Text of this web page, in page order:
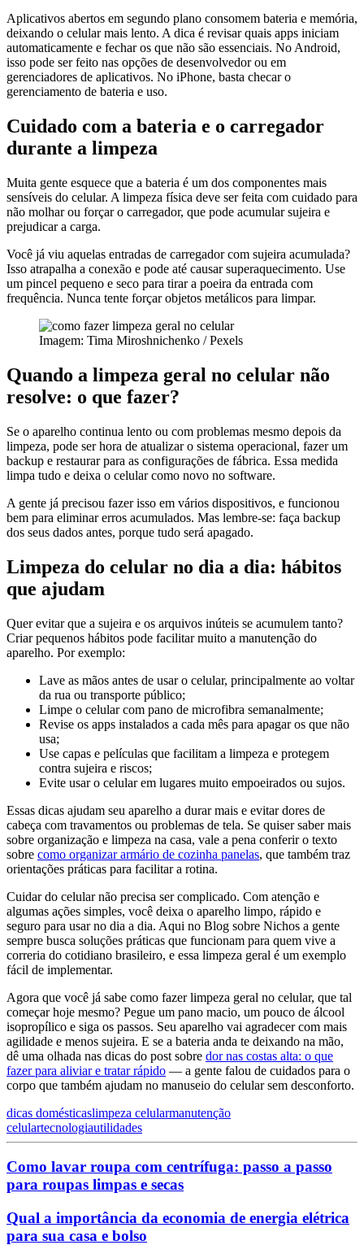
Aplicativos abertos em segundo plano consomem bateria e memória,
deixando o celular mais lento. A dica é revisar quais apps iniciam
automaticamente e fechar os que não são essenciais. No Android,
isso pode ser feito nas opções de desenvolvedor ou em
gerenciadores de aplicativos. No iPhone, basta checar o
gerenciamento de bateria e uso.
Cuidado com a bateria e o carregador
durante a limpeza
Muita gente esquece que a bateria é um dos componentes mais
sensíveis do celular. A limpeza física deve ser feita com cuidado para
não molhar ou forçar o carregador, que pode acumular sujeira e
prejudicar a carga.
Você já viu aquelas entradas de carregador com sujeira acumulada?
Isso atrapalha a conexão e pode até causar superaquecimento. Use
um pincel pequeno e seco para tirar a poeira da entrada com
frequência. Nunca tente forçar objetos metálicos para limpar.
Imagem: Tima Miroshnichenko / Pexels
Quando a limpeza geral no celular não
resolve: o que fazer?
Se o aparelho continua lento ou com problemas mesmo depois da
limpeza, pode ser hora de atualizar o sistema operacional, fazer um
backup e restaurar para as configurações de fábrica. Essa medida
limpa tudo e deixa o celular como novo no software.
A gente já precisou fazer isso em vários dispositivos, e funcionou
bem para eliminar erros acumulados. Mas lembre-se: faça backup
dos seus dados antes, porque tudo será apagado.
Limpeza do celular no dia a dia: hábitos
que ajudam
Quer evitar que a sujeira e os arquivos inúteis se acumulem tanto?
Criar pequenos hábitos pode facilitar muito a manutenção do
aparelho. Por exemplo:
Lave as mãos antes de usar o celular, principalmente ao voltar
da rua ou transporte público;
Limpe o celular com pano de microfibra semanalmente;
Revise os apps instalados a cada mês para apagar os que não
usa;
Use capas e películas que facilitam a limpeza e protegem
contra sujeira e riscos;
Evite usar o celular em lugares muito empoeirados ou sujos.
Essas dicas ajudam seu aparelho a durar mais e evitar dores de
cabeça com travamentos ou problemas de tela. Se quiser saber mais
sobre organização e limpeza na casa, vale a pena conferir o texto
sobre como organizar armário de cozinha panelas, que também traz
orientações práticas para facilitar a rotina.
Cuidar do celular não precisa ser complicado. Com atenção e
algumas ações simples, você deixa o aparelho limpo, rápido e
seguro para usar no dia a dia. Aqui no Blog sobre Nichos a gente
sempre busca soluções práticas que funcionam para quem vive a
correria do cotidiano brasileiro, e essa limpeza geral é um exemplo
fácil de implementar.
Agora que você já sabe como fazer limpeza geral no celular, que tal
começar hoje mesmo? Pegue um pano macio, um pouco de álcool
isopropílico e siga os passos. Seu aparelho vai agradecer com mais
agilidade e menos sujeira. E se a bateria anda te deixando na mão,
dê uma olhada nas dicas do post sobre dor nas costas alta: o que
fazer para aliviar e tratar rápido — a gente falou de cuidados para o
corpo que também ajudam no manuseio do celular sem desconforto.
dicas domésticaslimpeza celularmanutenção
celulartecnologiautilidades
Como lavar roupa com centrífuga: passo a passo
para roupas limpas e secas
Qual a importância da economia de energia elétrica
para sua casa e bolso